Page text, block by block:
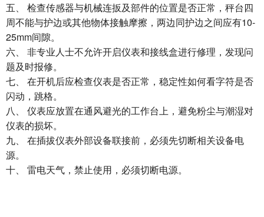
五、 检查传感器与机械连扳及部件的位置是否正常，秤台四
周不能与护边或其他物体接触摩擦，两边同护边之间应有10-
25mm间隙。
六、 非专业人士不允许开启仪表和接线盒进行修理，发现问
题及时报修。
七、 在开机后应检查仪表是否正常，稳定性如何看字符是否
闪动，跳格。
八、 仪表应放置在通风避光的工作台上，避免粉尘与潮湿对
仪表的损坏。
九、 在插拔仪表外部设备联接前，必须先切断相关设备电
源。
十、 雷电天气，禁止使用，必须切断电源。